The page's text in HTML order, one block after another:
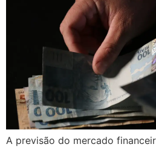
A previsão do mercado